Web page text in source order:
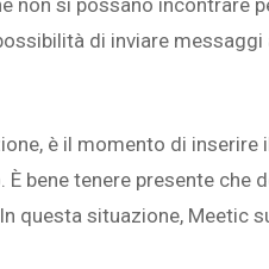
di inviare
è il momento di
bene tenere presente che
questa situazione, Meetic